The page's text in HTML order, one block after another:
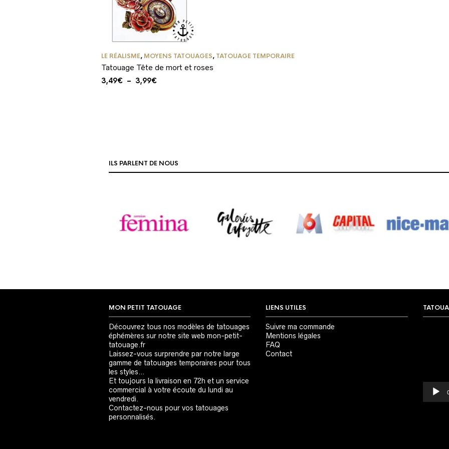
LE RÉALISME, MOYENS TATOUAGES, TATOUAGE TEMPORAIRE
Tatouage Tête de mort et roses
3,49€ – 3,99€Plage
ILS PARLENT DE NOUS
MON PETIT TATOUAGE
Découvrez tous nos modèles de tatouages
éphémères sur notre site web mon-petit-
tatouage.fr
Laissez-vous surprendre par notre large
gamme de tatouages temporaires pour tous
les styles…
Et toujours la livraison en 72h et un service
commercial à votre écoute du lundi au
vendredi.
Contactez-nous pour vos tatouages
personnalisés.
LIENS UTILES
Suivre ma commande
Mentions légales
FAQ
Contact